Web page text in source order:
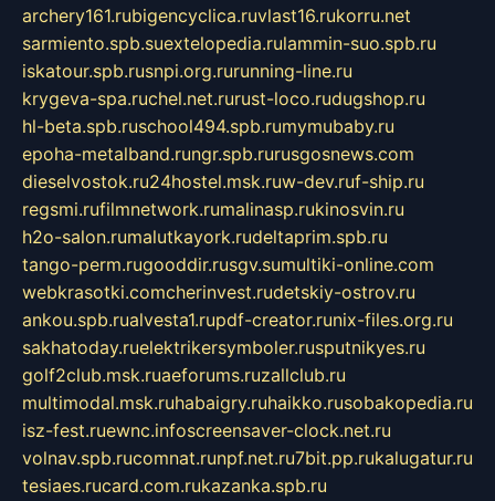
archery161.rubigencyclica.ruvlast16.rukorru.net
sarmiento.spb.suextelopedia.rulammin-suo.spb.ru
iskatour.spb.rusnpi.org.rurunning-line.ru
krygeva-spa.ruchel.net.rurust-loco.rudugshop.ru
hl-beta.spb.ruschool494.spb.rumymubaby.ru
epoha-metalband.rungr.spb.rurusgosnews.com
dieselvostok.ru24hostel.msk.ruw-dev.ruf-ship.ru
regsmi.rufilmnetwork.rumalinasp.rukinosvin.ru
h2o-salon.rumalutkayork.rudeltaprim.spb.ru
tango-perm.rugooddir.rusgv.sumultiki-online.com
webkrasotki.comcherinvest.rudetskiy-ostrov.ru
ankou.spb.rualvesta1.rupdf-creator.runix-files.org.ru
sakhatoday.ruelektrikersymboler.rusputnikyes.ru
golf2club.msk.ruaeforums.ruzallclub.ru
multimodal.msk.ruhabaigry.ruhaikko.rusobakopedia.ru
isz-fest.ruewnc.infoscreensaver-clock.net.ru
volnav.spb.rucomnat.runpf.net.ru7bit.pp.rukalugatur.ru
tesiaes.rucard.com.rukazanka.spb.ru